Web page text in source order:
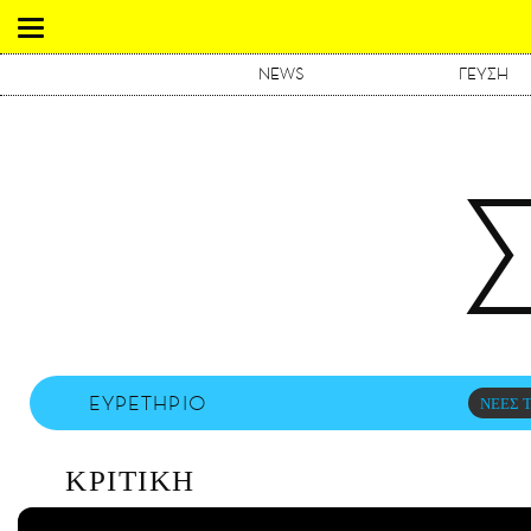
NEWS ΓΕΥΣΗ
ΕΥΡΕΤΗΡΙΟ ΝΕΕΣ
ΚΡΙΤΙΚΗ